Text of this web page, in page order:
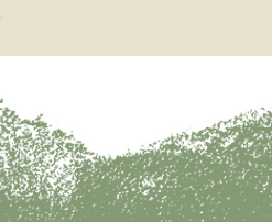
Caneca Tulipa | by Caju Cerâmica